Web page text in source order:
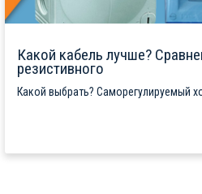
Какой кабель лучше?
резистивного
Какой выбрать? Саморегулируемый